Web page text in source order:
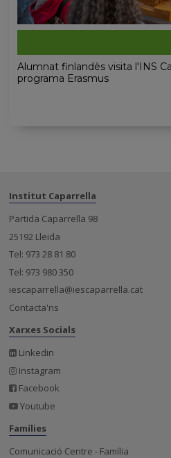
Alumnat finlandès visita l'INS
programa Erasmus
Institut Caparrella
Partida Caparrella 98
25192 Lleida
Tel: 973 28 81 80
Tel: 973 980 350
iescaparrella@iescaparrella.cat
Contacta'ns
Xarxes Socials
Linkedin
Instagram
Facebook
Youtube
Famílies
Comunicació Centre - Família